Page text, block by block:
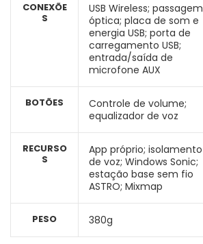
CONEXÕE
S
BOTÕES
RECURSO
S
PESO
USB Wireless; passagem
óptica; placa de som e
energia USB; porta de
carregamento USB;
entrada/saída de
microfone AUX
Controle de volume;
equalizador de voz
App próprio; isolamento
de voz; Windows Sonic;
estação base sem fio
ASTRO; Mixmap
380g